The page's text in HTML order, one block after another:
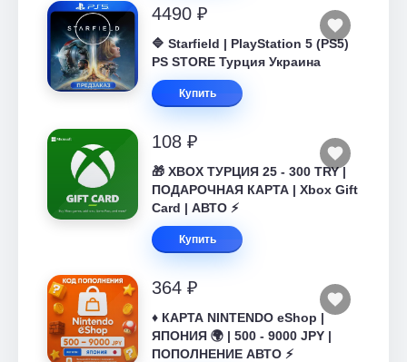
4490 ₽
🔷 Starfield | PlayStation 5 (PS5)
PS STORE Турция Украина
Купить
108 ₽
🎁 XBOX ТУРЦИЯ 25 - 300 TRY |
ПОДАРОЧНАЯ КАРТА | Xbox Gift
Card | АВТО ⚡
Купить
364 ₽
♦️ КАРТА NINTENDO eShop |
ЯПОНИЯ 🌍 | 500 - 9000 JPY |
ПОПОЛНЕНИЕ АВТО ⚡